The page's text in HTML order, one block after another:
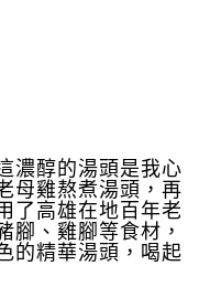
濃醇的湯頭是我心
母雞熬煮湯頭，再
了高雄在地百年老
腳、雞腳等食材，
的精華湯頭，喝起